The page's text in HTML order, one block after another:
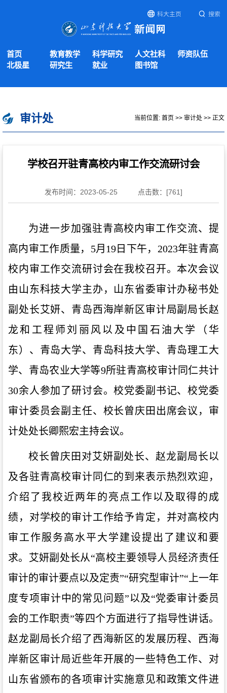
科大主页 搜索
首页 教育教学 科学研究 人文社科
师资队伍
北极星
研究生 就业 图书馆
审计处 当前位置: 首页 >> 审计处 >> 正文
学校召开驻青高校内审工作交流研讨会
发布时间：2023-05-25 点击数：[761]
为进一步加强驻青高校内审工作交流、提
高内审工作质量， 5月 19 日下午， 2023年驻青高
校内审工作交流研讨会在我校召开。本次会议
由山东科技大学主办，山东省委审计办秘书处
副处长艾妍、青岛西海岸新区审计局副局长赵
龙和工程师刘丽风以及中国石油大学（华
东）、青岛大学、青岛科技大学、青岛理工大
学、青岛农业大学等9所驻青高校审计同仁共计
30余人参加了研讨会。校党委副书记、校党委
审计委员会副主任、校长曾庆田出席会议，审
计处处长卿熙宏主持会议。
校长曾庆田对艾妍副处长、赵龙副局长以
及各驻青高校审计同仁的到来表示热烈欢迎，
介绍了我校近两年的亮点工作以及取得的成
绩，对学校的审计工作给予肯定，并对高校内
审工作服务高水平大学建设提出了建议和要
求。艾妍副处长从“高校主要领导人员经济责任
审计的审计要点以及定责”“研究型审计”“上一年
度专项审计中的常见问题”以及“党委审计委员
会的工作职责”等四个方面进行了指导性讲话。
赵龙副局长介绍了西海新区的发展历程、西海
岸新区审计局近些年开展的一些特色工作、对
山东省颁布的各项审计实施意见和政策文件进